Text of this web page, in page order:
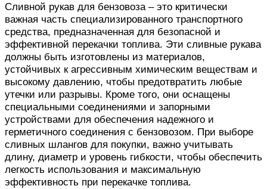
Сливной рукав для бензовоза – это критически
важная часть специализированного транспортного
средства, предназначенная для безопасной и
эффективной перекачки топлива. Эти сливные рукава
должны быть изготовлены из материалов,
устойчивых к агрессивным химическим веществам и
высокому давлению, чтобы предотвратить любые
утечки или разрывы. Кроме того, они оснащены
специальными соединениями и запорными
устройствами для обеспечения надежного и
герметичного соединения с бензовозом. При выборе
сливных шлангов для покупки, важно учитывать
длину, диаметр и уровень гибкости, чтобы обеспечить
легкость использования и максимальную
эффективность при перекачке топлива.